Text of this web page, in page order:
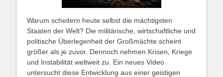
Warum scheitern heute selbst die mächtigsten
Staaten der Welt? Die militärische, wirtschaftliche und
politische Überlegenheit der Großmächte scheint
größer als je zuvor. Dennoch nehmen Krisen, Kriege
und Instabilität weltweit zu. Ein neues Video
untersucht diese Entwicklung aus einer geistigen